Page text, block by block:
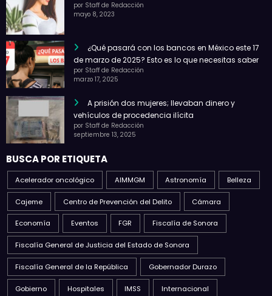
por Staff de Redacción
mayo 8, 2023
¿Qué pasará con los bancos en México este 17
de marzo de 2025? Esto es lo que necesitas saber
por Staff de Redacción
marzo 17, 2025
A prisión dos mujeres; llevaban dinero y
vehículos de procedencia ilícita
por Staff de Redacción
septiembre 13, 2025
BUSCA POR ETIQUETA
Acelerador oncológico AIMMGM Astronomía Belleza
Cajeme Centro de Prevención del Delito Cámara
Economía Eventos FGR Fiscalía de Sonora
Fiscalía General de Justicia del Estado de Sonora
Fiscalía General de la República Gobernador Durazo
Gobierno Hospitales IMSS Internacional